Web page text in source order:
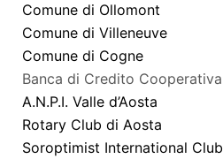
Comune di Ollomont
Comune di Villeneuve
Comune di Cogne
Banca di Credito
A.N.P.I. Valle d’Aosta
Rotary Club di Aosta
Soroptimist International Club